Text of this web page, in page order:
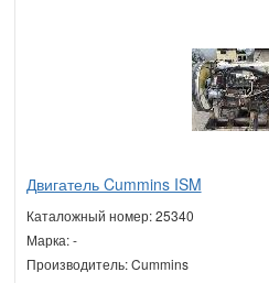
Двигатель Cummins ISM
Каталожный номер: 25340
Марка: -
Производитель: Cummins